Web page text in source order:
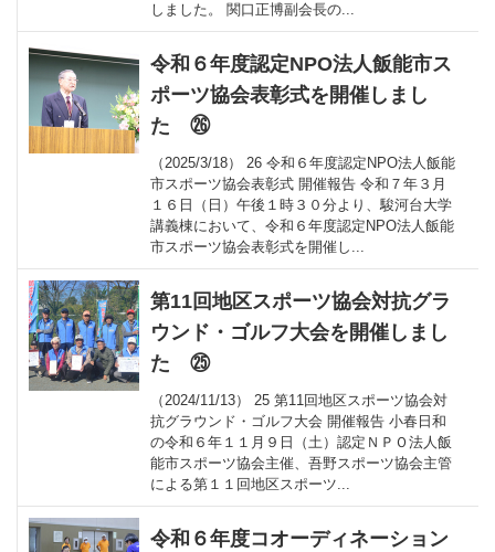
しました。 関口正博副会長の...
令和６年度認定NPO法人飯能市ス
ポーツ協会表彰式を開催しまし
た ㉖
（2025/3/18） 26 令和６年度認定NPO法人飯能
市スポーツ協会表彰式 開催報告 令和７年３月
１６日（日）午後１時３０分より、駿河台大学
講義棟において、令和６年度認定NPO法人飯能
市スポーツ協会表彰式を開催し...
第11回地区スポーツ協会対抗グラ
ウンド・ゴルフ大会を開催しまし
た ㉕
（2024/11/13） 25 第11回地区スポーツ協会対
抗グラウンド・ゴルフ大会 開催報告 小春日和
の令和６年１１月９日（土）認定ＮＰＯ法人飯
能市スポーツ協会主催、吾野スポーツ協会主管
による第１１回地区スポーツ...
令和６年度コオーディネーション